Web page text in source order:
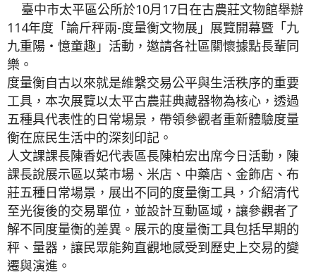
臺中市太平區公所於10月17日在古農莊文物館舉辦
114年度「論斤秤兩-度量衡文物展」展覽開幕暨「九
九重陽‧憶童趣」活動，邀請各社區關懷據點長輩同
樂。
度量衡自古以來就是維繫交易公平與生活秩序的重要
工具，本次展覽以太平古農莊典藏器物為核心，透過
五種具代表性的日常場景，帶領參觀者重新體驗度量
衡在庶民生活中的深刻印記。
人文課課長陳香妃代表區長陳柏宏出席今日活動，陳
課長說展示區以菜市場、米店、中藥店、金飾店、布
莊五種日常場景，展出不同的度量衡工具，介紹清代
至光復後的交易單位，並設計互動區域，讓參觀者了
解不同度量衡的差異。展示的度量衡工具包括早期的
秤、量器，讓民眾能夠直觀地感受到歷史上交易的變
遷與演進。